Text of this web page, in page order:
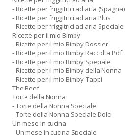
- Ricette per friggitrici ad aria (Spagna)
- Ricette per friggitrici ad aria Plus
- Ricette per friggitrici ad aria Speciale
Ricette per il mio Bimby
- Ricette per il mio Bimby Dossier
- Ricette per il mio Bimby Raccolta Pdf
- Ricette per il mio Bimby Speciale
- Ricette per il mio Bimby della Nonna
- Ricette per il mio Bimby-Tappi
The Beef
Torte della Nonna
- Torte della Nonna Speciale
- Torte della Nonna Speciale Dolci
Un mese in cucina
- Un mese in cucina Speciale